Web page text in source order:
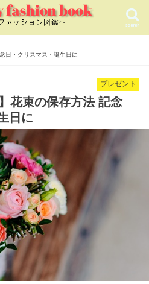
search
日・クリスマス・誕生日に
プレゼント
花束の保存方法 記念
日に